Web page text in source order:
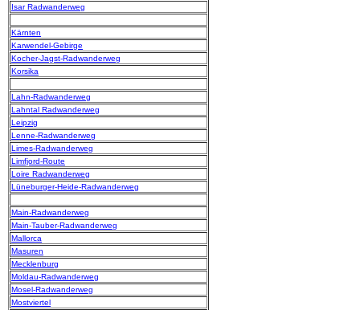
Isar Radwanderweg
Kärnten
Karwendel-Gebirge
Kocher-Jagst-Radwanderweg
Korsika
Lahn-Radwanderweg
Lahntal Radwanderweg
Leipzig
Lenne-Radwanderweg
Limes-Radwanderweg
Limfjord-Route
Loire Radwanderweg
Lüneburger-Heide-Radwanderweg
Main-Radwanderweg
Main-Tauber-Radwanderweg
Mallorca
Masuren
Mecklenburg
Moldau-Radwanderweg
Mosel-Radwanderweg
Mostviertel